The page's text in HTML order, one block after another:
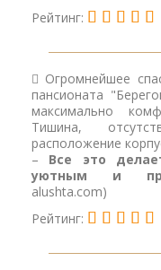
Рейтинг:
Огромнейшее
пансионата
максимально
Тишина,
расположение
– Все это
уютным и
alushta.com)
Рейтинг: